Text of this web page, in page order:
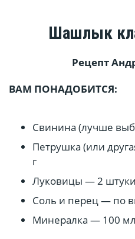
Шашлык
Рецепт
ВАМ ПОНАДОБИТСЯ:
Свинина (лучше
Петрушка (или
г
Луковицы — 2 штуки
Соль и перец — по
Минералка — 100 мл